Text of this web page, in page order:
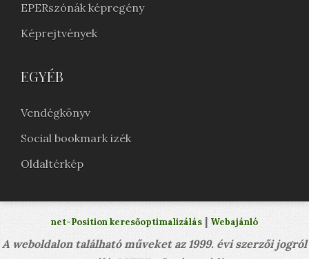
EPERszónák képregény
Képrejtvények
EGYÉB
Vendégkönyv
Social bookmark izék
Oldaltérkép
net-Position keresőoptimalizálás | Webajánló
A weboldalon található műveket az 1999. évi szerzői jogról